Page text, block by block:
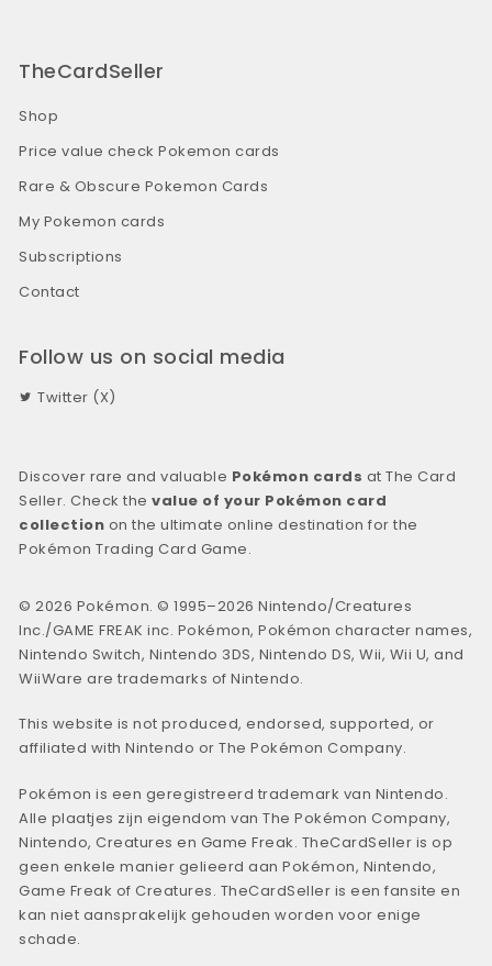
TheCardSeller
Shop
Price value check Pokemon cards
Rare & Obscure Pokemon Cards
My Pokemon cards
Subscriptions
Contact
Follow us on social media
Twitter (X)
Discover rare and valuable Pokémon cards at The Card
Seller. Check thevalue of your Pokémon card
collection on the ultimate online destination for the
Pokémon Trading Card Game.
© 2026 Pokémon. © 1995–2026 Nintendo/Creatures
Inc./GAME FREAK inc. Pokémon, Pokémon character names,
Nintendo Switch, Nintendo 3DS, Nintendo DS, Wii, Wii U, and
WiiWare are trademarks of Nintendo.
This website is not produced, endorsed, supported, or
affiliated with Nintendo or The Pokémon Company.
Pokémon is een geregistreerd trademark van Nintendo.
Alle plaatjes zijn eigendom van The Pokémon Company,
Nintendo, Creatures en Game Freak. TheCardSeller is op
geen enkele manier gelieerd aan Pokémon, Nintendo,
Game Freak of Creatures. TheCardSeller is een fansite en
kan niet aansprakelijk gehouden worden voor enige
schade.